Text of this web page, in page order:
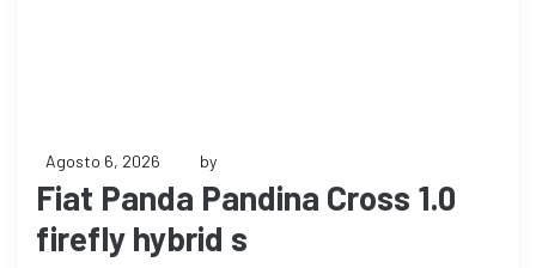
Agosto 6, 2026 by
Fiat Panda Pandina Cross 1.0
firefly hybrid s